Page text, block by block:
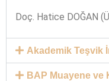
İLETIŞIM
Doç. Hatice DOĞAN
Akademik Teşvik
BAP Muayene